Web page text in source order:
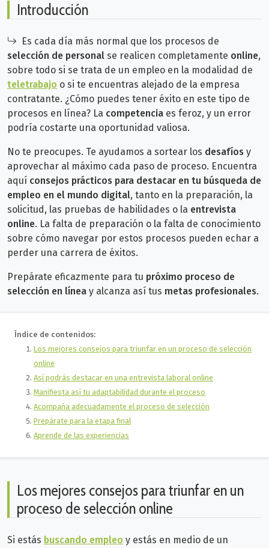
Introducción
Es cada día más normal que los procesos de
selección de personal se realicen completamente online,
sobre todo si se trata de un empleo en la modalidad de
teletrabajo o si te encuentras alejado de la empresa
contratante. ¿Cómo puedes tener éxito en este tipo de
procesos en línea? La competencia es feroz, y un error
podría costarte una oportunidad valiosa.
No te preocupes. Te ayudamos a sortear los desafíos y
aprovechar al máximo cada paso de proceso. Encuentra
aquí consejos prácticos para destacar en tu búsqueda de
empleo en el mundo digital, tanto en la preparación, la
solicitud, las pruebas de habilidades o la entrevista
online. La falta de preparación o la falta de conocimiento
sobre cómo navegar por estos procesos pueden echar a
perder una carrera de éxitos.
Prepárate eficazmente para tu próximo proceso de
selección en línea y alcanza así tus metas profesionales.
Índice de contenidos:
Los mejores consejos para triunfar en un proceso de selección
online
Así podrás destacar en una entrevista laboral online
Manifiesta así tu adaptabilidad durante el proceso
Acompaña adecuadamente el proceso de selección
Prepárate para la etapa final
Aprende de las experiencias
Los mejores consejos para triunfar en un
proceso de selección online
Si estás buscando empleo y estás en medio de un